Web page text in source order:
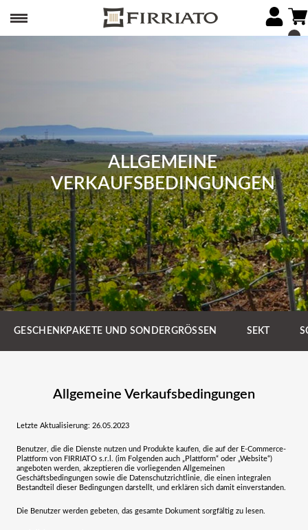
ALLGEMEINE
VERKAUFSBEDINGUNGEN
GESCHENKPAKETE UND SONDERGRÖSSEN SEKT
Allgemeine Verkaufsbedingungen
Letzte Aktualisierung: 26.05.2023
Benutzer, die die Dienste nutzen und Produkte kaufen, die auf der E-Commerce-
Plattform von FIRRIATO s.r.l.
(im Folgenden auch „Plattform“ oder „Website“)
angeboten werden, akzeptieren die vorliegenden Allgemeinen
Geschäftsbedingungen sowie die Datenschutzrichtlinie, die einen integralen
Bestandteil dieser Bedingungen darstellt, und erklären sich damit einverstanden.
Die Benutzer werden gebeten, das gesamte Dokument sorgfältig zu lesen.